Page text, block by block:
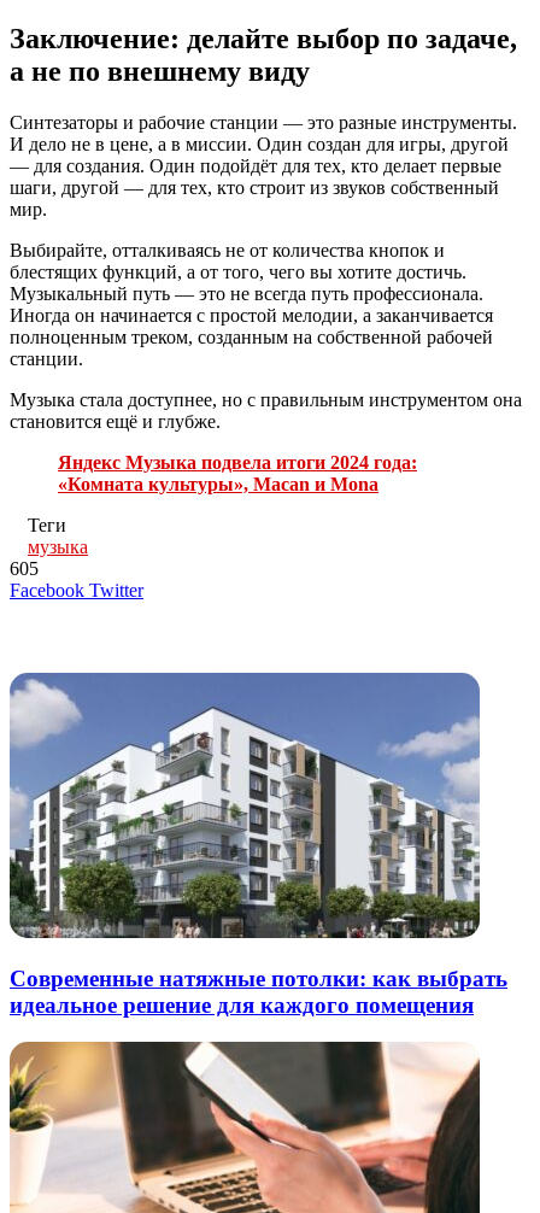
Заключение: делайте выбор по задаче,
а не по внешнему виду
Синтезаторы и рабочие станции — это разные инструменты.
И дело не в цене, а в миссии. Один создан для игры, другой
— для создания. Один подойдёт для тех, кто делает первые
шаги, другой — для тех, кто строит из звуков собственный
мир.
Выбирайте, отталкиваясь не от количества кнопок и
блестящих функций, а от того, чего вы хотите достичь.
Музыкальный путь — это не всегда путь профессионала.
Иногда он начинается с простой мелодии, а заканчивается
полноценным треком, созданным на собственной рабочей
станции.
Музыка стала доступнее, но с правильным инструментом она
становится ещё и глубже.
Яндекс Музыка подвела итоги 2024 года:
«Комната культуры», Macan и Mona
Теги
музыка
605
Facebook TwitterLinkedIn
Tumblr
Reddit
Вконтакте
Одноклассники
Skype
Messenger
Messenger
WhatsApp
Telegram
Viber
Line
Поделиться
Печатать
Современные натяжные потолки: как выбрать
идеальное решение для каждого помещения